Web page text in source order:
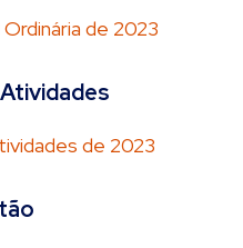
de 2023
de 2023